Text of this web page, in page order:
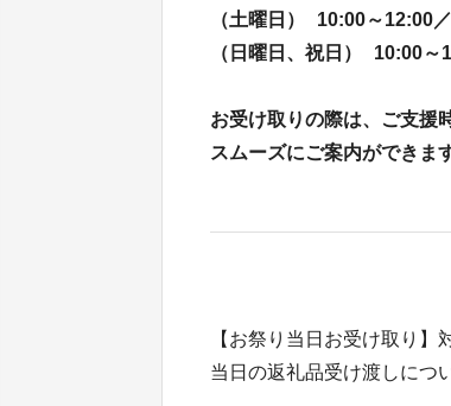
（土曜日） 10:00～12:00
（日曜日、祝日） 10:00
お受け取りの際は、ご支援
スムーズにご案内ができま
【お祭り当日お受け取り
当日の返礼品受け渡しにつ